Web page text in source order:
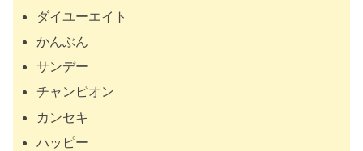
ダイユーエイト
かんぶん
サンデー
チャンピオン
カンセキ
ハッピー